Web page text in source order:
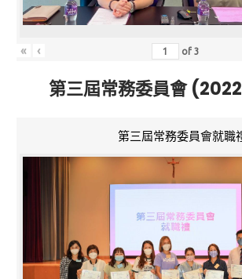
« ‹ of3
第三屆常務委員會
第三屆常務委員會就職